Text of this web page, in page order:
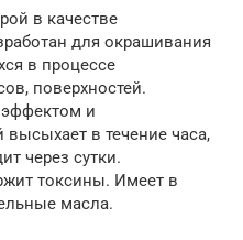
в качестве
для окрашивания
в процессе
поверхностей.
и
в течение часа,
через сутки.
токсины. Имеет в
масла.